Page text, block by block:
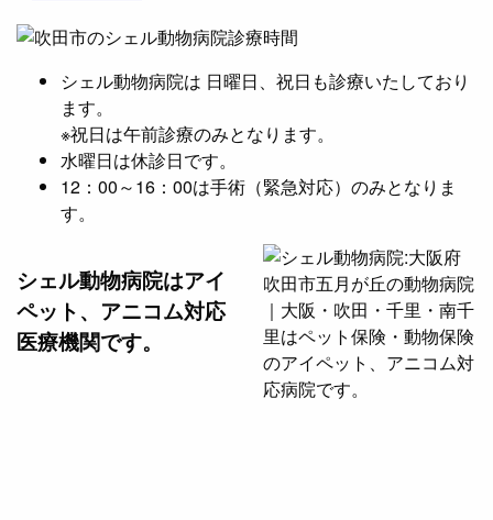
シェル動物病院は 日曜日、祝日も診療いたしており
ます。
※祝日は午前診療のみとなります。
水曜日は休診日です。
12：00～16：00は手術（緊急対応）のみとなりま
す。
シェル動物病院はアイ
ペット、アニコム対応
医療機関です。